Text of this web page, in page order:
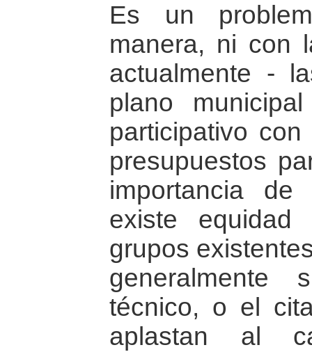
Es un
manera, ni con
actualmente -
plano
participativo
presupuestos
importancia
existe equidad
grupos
técnico, o el
aplastan al